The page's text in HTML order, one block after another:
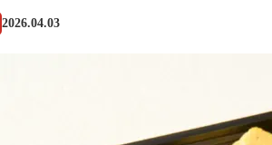
2026.04.03